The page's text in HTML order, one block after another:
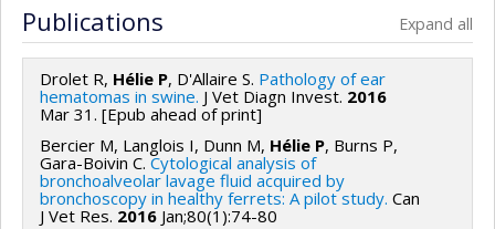
des Pêcheries et de l'Alimentation
Grant programs:PVXXXXXX-Innovation bioalimentaire
2023-2028 - Volet 2: Recherche appliquée,
développement expérimental et adaptation
technologique
Co-researchers :
Arsenault,Younès Chorfi,Marianne Villettaz
Robichaud
Funding sources:Les producteurs de bovins du
Québec
Grant programs:
Publications Expand all
Drolet R, Hélie P, D'Allaire S. Pathology of ear
hematomas in swine. J Vet Diagn Invest. 2016
Mar 31. [Epub ahead of print]
Bercier M, Langlois I, Dunn M, Hélie P, Burns P,
Gara-Boivin C. Cytological analysis of
bronchoalveolar lavage fluid acquired by
bronchoscopy in healthy ferrets: A pilot study. Can
J Vet Res. 2016 Jan;80(1):74-80